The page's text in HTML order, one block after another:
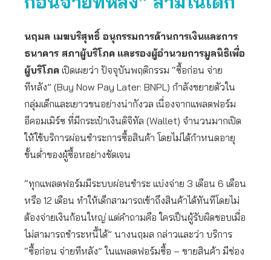
นฤมล เมฆบริสุทธิ์ อนุกรรมการด้านการเงินและการ
ธนาคาร สภาผู้บริโภค และรองผู้อำนวยการมูลนิธิเพื่อ
ผู้บริโภค เปิดเผยว่า ปัจจุบันพฤติกรรม “ซื้อก่อน จ่าย
ทีหลัง” (Buy Now Pay Later: BNPL) กำลังขยายตัวใน
กลุ่มเด็กและเยาวชนอย่างน่ากังวล เนื่องจากแพลตฟอร์ม
อีคอมเมิร์ซ ที่มีกระเป๋าเงินดิจิทัล (Wallet) จำนวนมากเปิด
ให้ใช้บริการผ่อนชำระการซื้อสินค้า โดยไม่ได้กำหนดอายุ
ขั้นต่ำของผู้ซื้อหอย่างชัดเจน
“ทุกแพลตฟอร์มมีระบบผ่อนชำระ แบ่งจ่าย 3 เดือน 6 เดือน
หรือ 12 เดือน ทำให้เด็กสามารถเข้าถึงสินค้าได้ทันทีโดยไม่
ต้องจ่ายเงินก้อนใหญ่ แต่คำถามคือ ใครเป็นผู้รับผิดชอบเมื่อ
ไม่สามารถชำระหนี้ได้” นางนฤมล กล่าวและว่า บริการ
“ซื้อก่อน จ่ายทีหลัง” ในแพลตฟอร์มซื้อ – ขายสินค้า มีช่อง